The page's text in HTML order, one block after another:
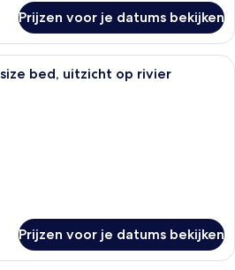
Prijzen voor je datums bekijken
Een slaapkamer met een
bed, uitzicht op rivier
Prijzen voor je datums bekijken